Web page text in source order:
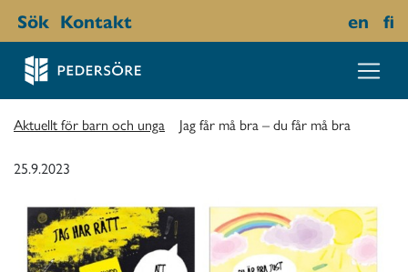
Sök Kontakt en fi
Aktuellt för barn och unga Jag får må bra – du får må bra
25.9.2023